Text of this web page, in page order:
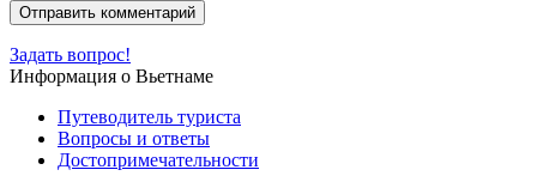
Задать вопрос!
Информация о Вьетнаме
Путеводитель туриста
Вопросы и ответы
Достопримечательности